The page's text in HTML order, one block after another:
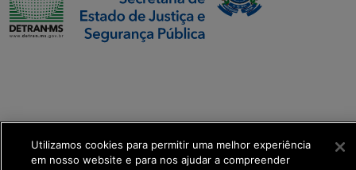
get_footer();
Utilizamos cookies para permitir uma melhor experiência
em nosso website e para nos ajudar a compreender